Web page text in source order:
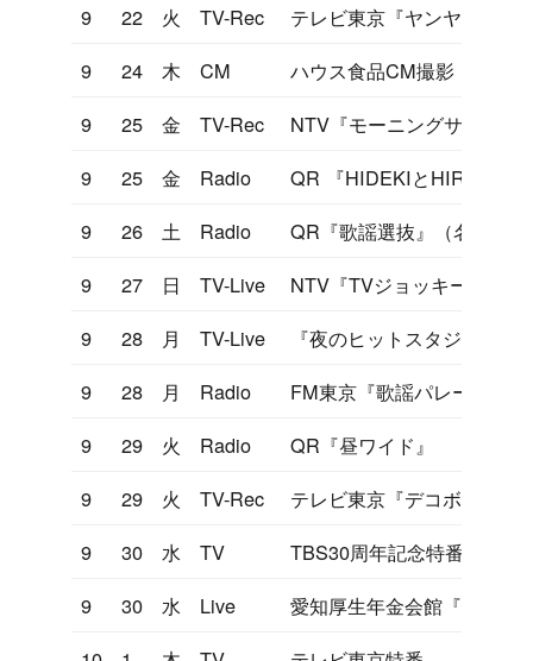
9
22 火 TV-Rec
テレビ東京『ヤンヤン歌う
9
24 木 CM
ハウス食品CM撮影
9
25 金 TV-Rec
NTV『モーニングサラダ』
9
25 金 Radio
QR 『HIDEKIとHIROMIの
9
26 土 Radio
QR『歌謡選抜』（名古屋）
9
27 日 TV-Live
NTV『TVジョッキー』
9
28 月 TV-Live
『夜のヒットスタジオ』セ
9
28 月 Radio
FM東京『歌謡パレード』
9
29 火 Radio
QR『昼ワイド』
9
29 火 TV-Rec
テレビ東京『デコボコ大学
9
30 水 TV
TBS30周年記念特番
9
30 水 Live
愛知厚生年金会館『Hideki